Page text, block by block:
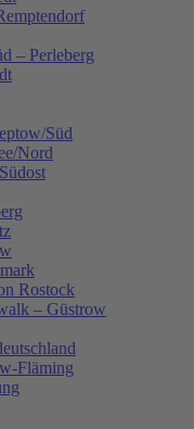
– Perleberg
Süd
Nord
Rostock
– Güstrow
Fläming